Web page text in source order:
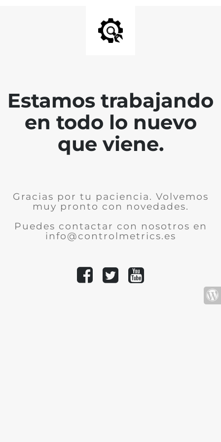
Estamos trabajando
en todo lo nuevo
que viene.
Gracias por tu paciencia. Volvemos
muy pronto con novedades.
Puedes contactar con nosotros en
info@controlmetrics.es